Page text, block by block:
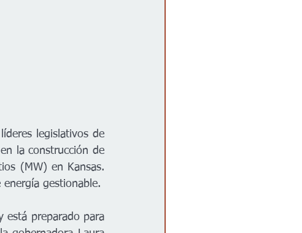
legislativos de
la construcción de
(MW) en Kansas.
está preparado para